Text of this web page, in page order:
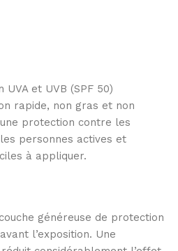
et UVB (SPF 50)
rapide, non gras et non
protection contre les
personnes actives et
à appliquer.
généreuse de protection
l’exposition. Une